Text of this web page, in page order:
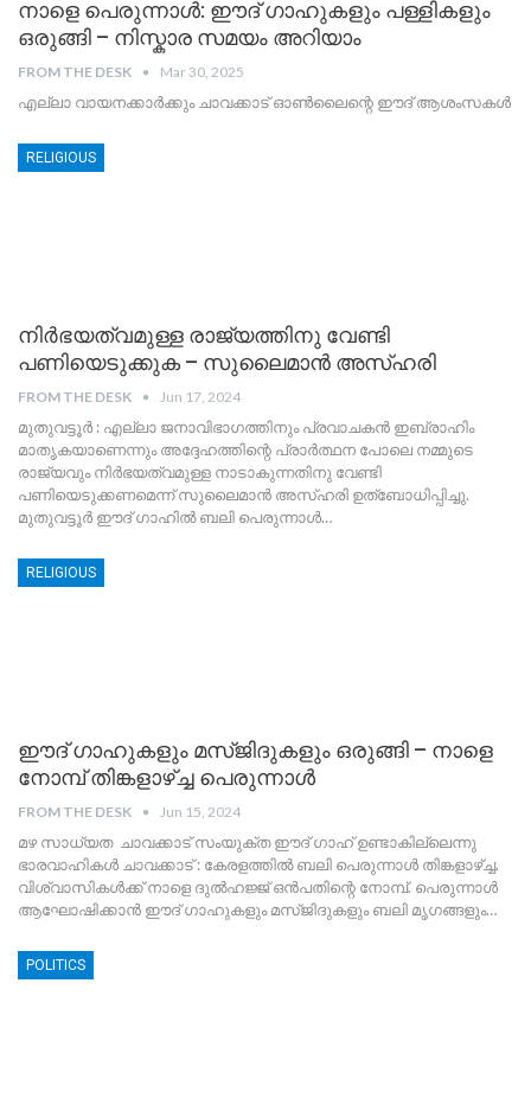
നാളെ പെരുന്നാൾ: ഈദ് ഗാഹുകളും പള്ളികളും
ഒരുങ്ങി – നിസ്കാര സമയം അറിയാം
FROM THE DESK Mar 30, 2025
എല്ലാ വായനക്കാർക്കും ചാവക്കാട് ഓൺലൈന്റെ ഈദ് ആശംസകൾ
RELIGIOUS
നിർഭയത്വമുള്ള രാജ്യത്തിനു വേണ്ടി
പണിയെടുക്കുക – സുലൈമാൻ അസ്ഹരി
FROM THE DESK Jun 17, 2024
മുതുവട്ടൂർ : എല്ലാ ജനാവിഭാഗത്തിനും പ്രവാചകൻ ഇബ്രാഹിം
മാതൃകയാണെന്നും അദ്ദേഹത്തിന്റെ പ്രാർത്ഥന പോലെ നമ്മുടെ
രാജ്യവും നിർഭയത്വമുള്ള നാടാകുന്നതിനു വേണ്ടി
പണിയെടുക്കണമെന്ന് സുലൈമാൻ അസ്ഹരി ഉത്ബോധിപ്പിച്ചു.
മുതുവട്ടൂർ ഈദ് ഗാഹിൽ ബലി പെരുന്നാൾ…
RELIGIOUS
ഈദ് ഗാഹുകളും മസ്ജിദുകളും ഒരുങ്ങി – നാളെ
നോമ്പ് തിങ്കളാഴ്ച്ച പെരുന്നാൾ
FROM THE DESK Jun 15, 2024
മഴ സാധ്യത ചാവക്കാട് സംയുക്ത ഈദ് ഗാഹ് ഉണ്ടാകില്ലെന്നു
ഭാരവാഹികൾ ചാവക്കാട് : കേരളത്തിൽ ബലി പെരുന്നാൾ തിങ്കളാഴ്ച്ച.
വിശ്വാസികൾക്ക് നാളെ ദുൽഹജ്ജ് ഒൻപതിന്റെ നോമ്പ്. പെരുന്നാൾ
ആഘോഷിക്കാൻ ഈദ് ഗാഹുകളും മസ്ജിദുകളും ബലി മൃഗങ്ങളും…
POLITICS